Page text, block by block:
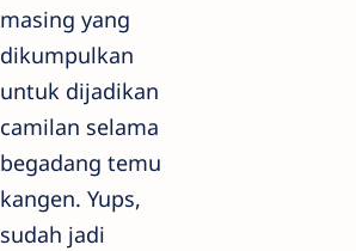
masing yang
dikumpulkan
untuk dijadikan
camilan selama
begadang temu
kangen. Yups,
sudah jadi